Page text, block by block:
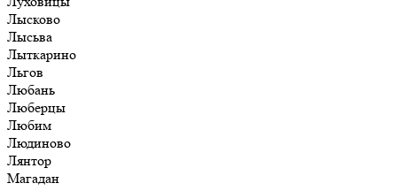
Лысково
Лысьва
Лыткарино
Льгов
Любань
Люберцы
Любим
Людиново
Лянтор
Магадан